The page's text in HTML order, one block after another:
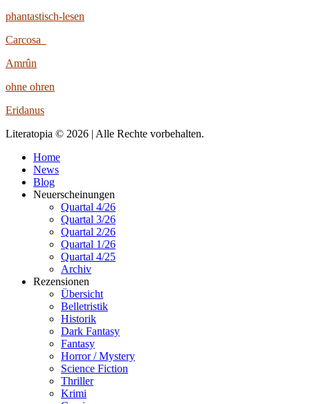
phantastisch-lesen
Carcosa
Amrûn
ohne ohren
Eridanus
Literatopia © 2026 | Alle Rechte vorbehalten.
Home
News
Blog
Neuerscheinungen
Quartal 4/26
Quartal 3/26
Quartal 2/26
Quartal 1/26
Quartal 4/25
Archiv
Rezensionen
Übersicht
Belletristik
Historik
Dark Fantasy
Fantasy
Horror / Mystery
Science Fiction
Thriller
Krimi